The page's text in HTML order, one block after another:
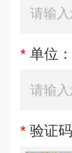
* 单位：
* 验证码